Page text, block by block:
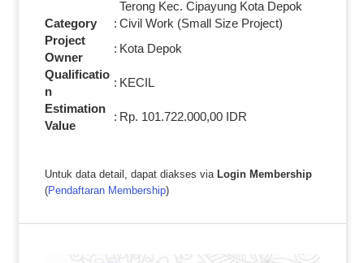
Terong Kec. Cipayung Kota Depok
Category
: Civil Work (Small Size Project)
Project
Owner
: Kota Depok
Qualificatio
n
: KECIL
Estimation
Value
: Rp. 101.722.000,00 IDR
Untuk data detail, dapat diakses via Login Membership
(Pendaftaran Membership)